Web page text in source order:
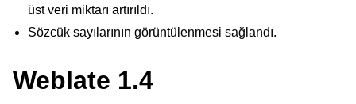
üst veri miktarı artırıldı.
Sözcük sayılarının görüntülenmesi sağlandı.
Weblate 1.4